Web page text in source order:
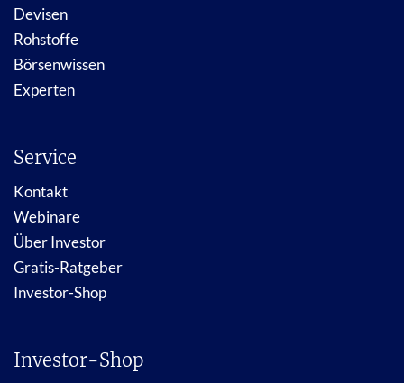
Devisen
Rohstoffe
Börsenwissen
Experten
Service
Kontakt
Webinare
Über Investor
Gratis-Ratgeber
Investor-Shop
Investor-Shop